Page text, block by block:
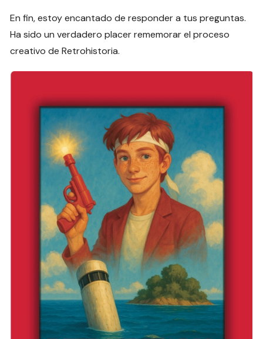
En fin, estoy encantado de responder a tus preguntas.
Ha sido un verdadero placer rememorar el proceso
creativo de Retrohistoria.